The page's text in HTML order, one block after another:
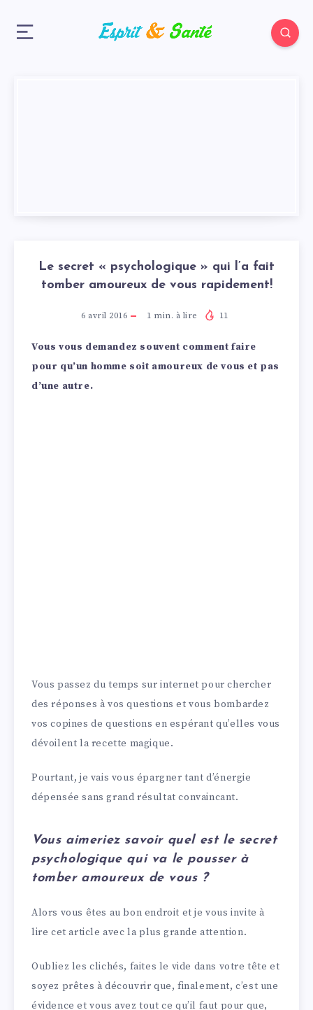
Le secret « psychologique » qui l’a fait
tomber amoureux de vous rapidement!
6 avril 2016 1 min. à lire 11
Vous vous demandez souvent comment faire
pour qu’un homme soit amoureux de vous et pas
d’une autre.
Vous passez du temps sur internet pour chercher
des réponses à vos questions et vous bombardez
vos copines de questions en espérant qu’elles vous
dévoilent la recette magique.
Pourtant, je vais vous épargner tant d’énergie
dépensée sans grand résultat convaincant.
Vous aimeriez savoir quel est le secret
psychologique qui va le pousser à
tomber amoureux de vous ?
Alors vous êtes au bon endroit et je vous invite à
lire cet article avec la plus grande attention.
Oubliez les clichés, faites le vide dans votre tête et
soyez prêtes à découvrir que, finalement, c’est une
évidence et vous avez tout ce qu’il faut pour que,